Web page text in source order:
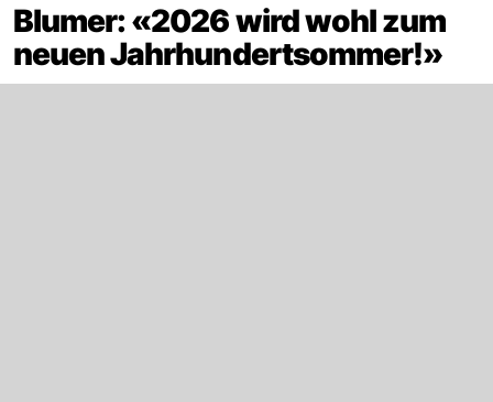
Blumer: «2026 wird wohl zum
neuen Jahrhundertsommer!»